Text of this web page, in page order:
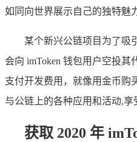
如同向世界展示自己的独特魅
某个新兴公链项目为了吸
会向 imToken 钱包用户空投
支付开发费用，就像用金币购
与公链上的各种应用和活动,享
获取 2020 年